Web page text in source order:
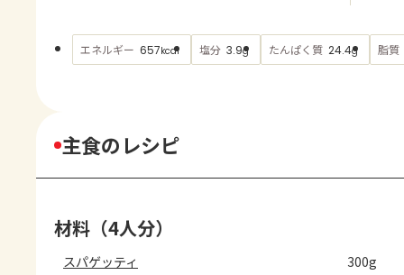
エネルギー 657kcal 塩分 3.9g たんぱく質 24.4g 脂質
主食のレシピ
材料（4人分）
スパゲッティ 300g